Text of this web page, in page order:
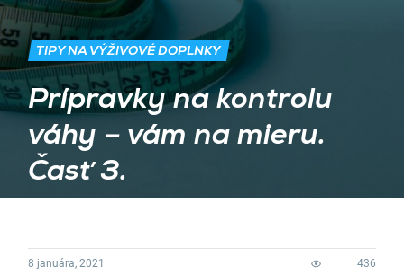
TIPY NA VÝŽIVOVÉ DOPLNKY
Prípravky na kontrolu
váhy – vám na mieru.
Časť 3.
8 januára, 2021 436